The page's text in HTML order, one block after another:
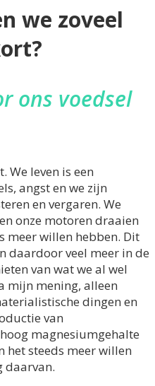
we zoveel
ons voedsel
We leven is een
angst en we zijn
en vergaren. We
onze motoren draaien
meer willen hebben. Dit
daardoor veel meer in de
van wat we al wel
mijn mening, alleen
dingen en
van
magnesiumgehalte
het steeds meer willen
daarvan.